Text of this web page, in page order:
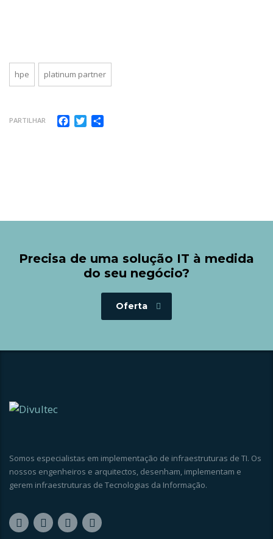
hpe platinum partner
PARTILHAR Facebook
Twitter
Precisa de uma solução IT à medida
do seu negócio?
Oferta
Somos especialistas em implementação de infraestruturas de TI. Os
nossos engenheiros e arquitectos, desenham, implementam e
gerem infraestruturas de Tecnologias da Informação.